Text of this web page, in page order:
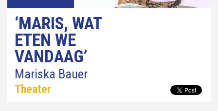
‘MARIS, WAT
ETEN WE
VANDAAG’
Mariska Bauer
Theater